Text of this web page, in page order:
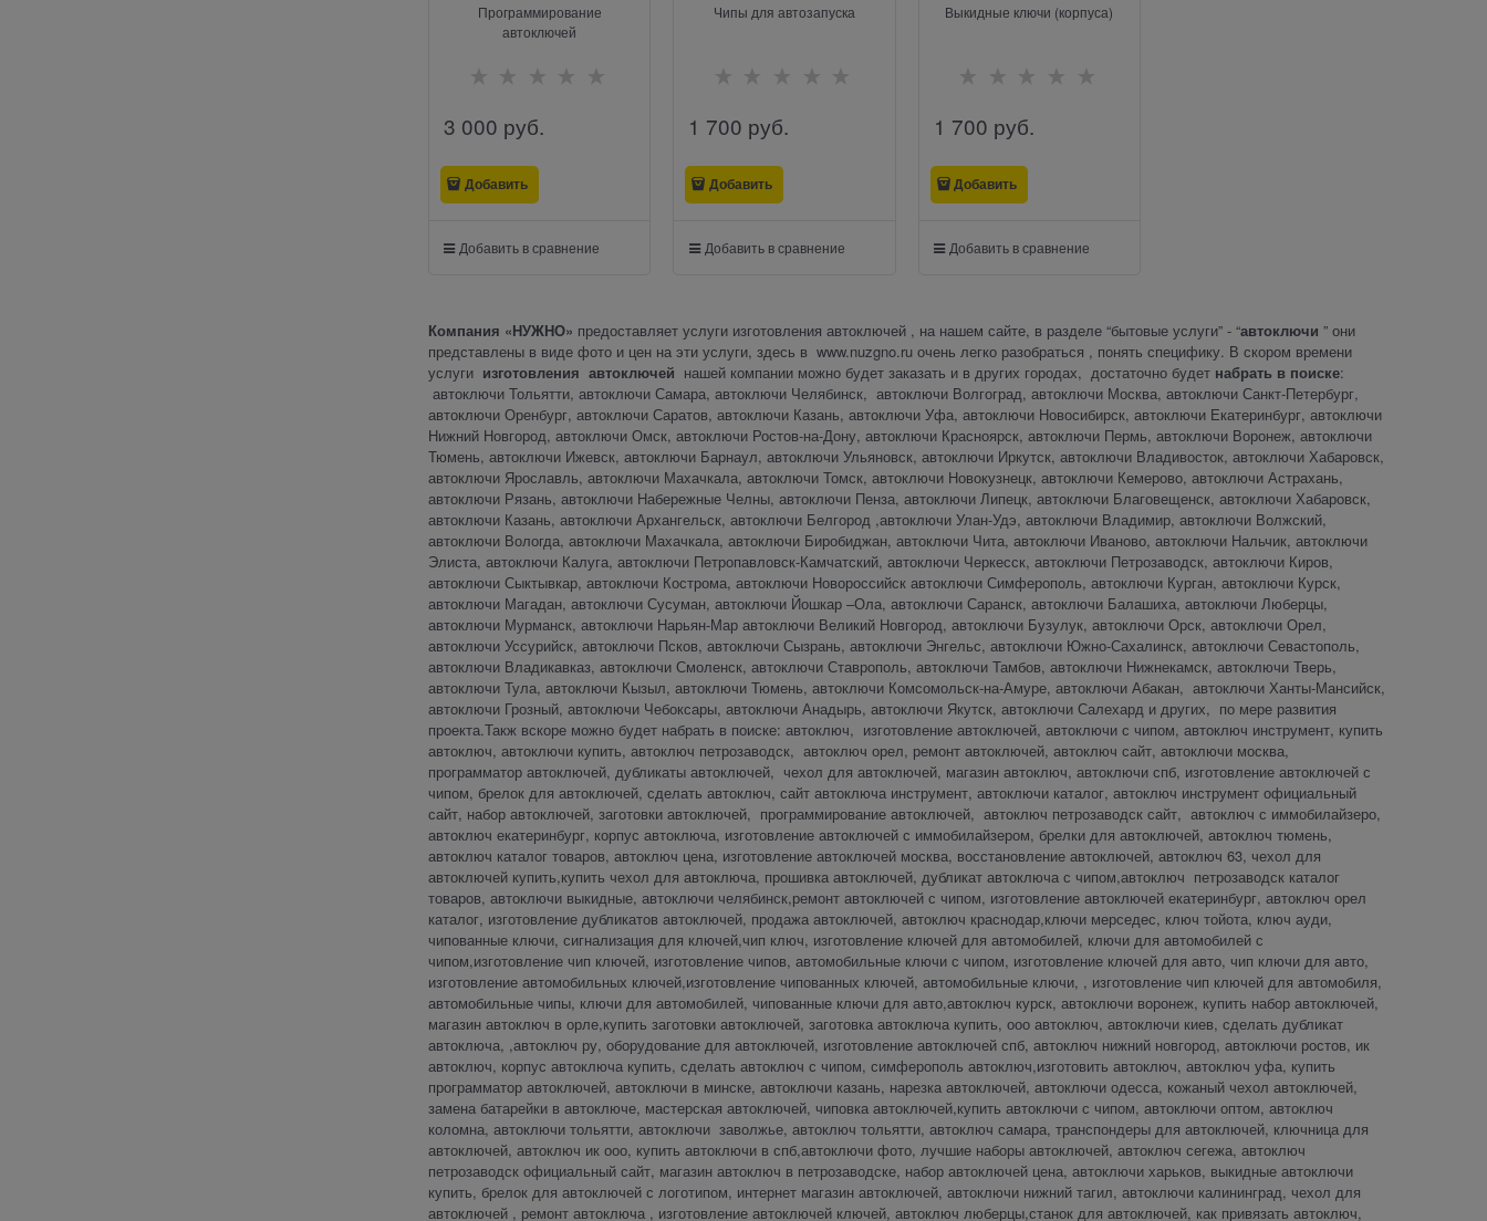
Программирование
автоключей
3 000 руб.
Добавить
Добавить в сравнение
Чипы для автозапуска
1 700 руб.
Добавить
Добавить в сравнение
Выкидные ключи (корпуса)
1 700 руб.
Добавить
Добавить в сравнение
Компания «НУЖНО» предоставляет услуги изготовления автоключей , на нашем сайте, в разделе “бытовые услуги” - “автоключи ” они
представлены в виде фото и цен на эти услуги, здесь в www.nuzgno.ru очень легко разобраться , понять специфику. В скором времени
услуги изготовления автоключей нашей компании можно будет заказать и в других городах, достаточно будет набрать в поиске:
автоключи Тольятти, автоключи Самара, автоключи Челябинск, автоключи Волгоград, автоключи Москва, автоключи Санкт-Петербург,
автоключи Оренбург, автоключи Саратов, автоключи Казань, автоключи Уфа, автоключи Новосибирск, автоключи Екатеринбург, автоключи
Нижний Новгород, автоключи Омск, автоключи Ростов-на-Дону, автоключи Красноярск, автоключи Пермь, автоключи Воронеж, автоключи
Тюмень, автоключи Ижевск, автоключи Барнаул, автоключи Ульяновск, автоключи Иркутск, автоключи Владивосток, автоключи Хабаровск,
автоключи Ярославль, автоключи Махачкала, автоключи Томск, автоключи Новокузнецк, автоключи Кемерово, автоключи Астрахань,
автоключи Рязань, автоключи Набережные Челны, автоключи Пенза, автоключи Липецк, автоключи Благовещенск, автоключи Хабаровск,
автоключи Казань, автоключи Архангельск, автоключи Белгород ,автоключи Улан-Удэ, автоключи Владимир, автоключи Волжский,
автоключи Вологда, автоключи Махачкала, автоключи Биробиджан, автоключи Чита, автоключи Иваново, автоключи Нальчик, автоключи
Элиста, автоключи Калуга, автоключи Петропавловск-Камчатский, автоключи Черкесск, автоключи Петрозаводск, автоключи Киров,
автоключи Сыктывкар, автоключи Кострома, автоключи Новороссийск автоключи Симферополь, автоключи Курган, автоключи Курск,
автоключи Магадан, автоключи Сусуман, автоключи Йошкар –Ола, автоключи Саранск, автоключи Балашиха, автоключи Люберцы,
автоключи Мурманск, автоключи Нарьян-Мар автоключи Великий Новгород, автоключи Бузулук, автоключи Орск, автоключи Орел,
автоключи Уссурийск, автоключи Псков, автоключи Сызрань, автоключи Энгельс, автоключи Южно-Сахалинск, автоключи Севастополь,
автоключи Владикавказ, автоключи Смоленск, автоключи Ставрополь, автоключи Тамбов, автоключи Нижнекамск, автоключи Тверь,
автоключи Тула, автоключи Кызыл, автоключи Тюмень, автоключи Комсомольск-на-Амуре, автоключи Абакан, автоключи Ханты-Мансийск,
автоключи Грозный, автоключи Чебоксары, автоключи Анадырь, автоключи Якутск, автоключи Салехард и других, по мере развития
проекта.Такж вскоре можно будет набрать в поиске: автоключ, изготовление автоключей, автоключи с чипом, автоключ инструмент, купить
автоключ, автоключи купить, автоключ петрозаводск, автоключ орел, ремонт автоключей, автоключ сайт, автоключи москва,
программатор автоключей, дубликаты автоключей, чехол для автоключей, магазин автоключ, автоключи спб, изготовление автоключей с
чипом, брелок для автоключей, сделать автоключ, сайт автоключа инструмент, автоключи каталог, автоключ инструмент официальный
сайт, набор автоключей, заготовки автоключей, программирование автоключей, автоключ петрозаводск сайт, автоключ с иммобилайзеро,
автоключ екатеринбург, корпус автоключа, изготовление автоключей с иммобилайзером, брелки для автоключей, автоключ тюмень,
автоключ каталог товаров, автоключ цена, изготовление автоключей москва, восстановление автоключей, автоключ 63, чехол для
автоключей купить,купить чехол для автоключа, прошивка автоключей, дубликат автоключа с чипом,автоключ петрозаводск каталог
товаров, автоключи выкидные, автоключи челябинск,ремонт автоключей с чипом, изготовление автоключей екатеринбург, автоключ орел
каталог, изготовление дубликатов автоключей, продажа автоключей, автоключ краснодар,ключи мерседес, ключ тойота, ключ ауди,
чипованные ключи, сигнализация для ключей,чип ключ, изготовление ключей для автомобилей, ключи для автомобилей с
чипом,изготовление чип ключей, изготовление чипов, автомобильные ключи с чипом, изготовление ключей для авто, чип ключи для авто,
изготовление автомобильных ключей,изготовление чипованных ключей, автомобильные ключи, , изготовление чип ключей для автомобиля,
автомобильные чипы, ключи для автомобилей, чипованные ключи для авто,автоключ курск, автоключи воронеж, купить набор автоключей,
магазин автоключ в орле,купить заготовки автоключей, заготовка автоключа купить, ооо автоключ, автоключи киев, сделать дубликат
автоключа, ,автоключ ру, оборудование для автоключей, изготовление автоключей спб, автоключ нижний новгород, автоключи ростов, ик
автоключ, корпус автоключа купить, сделать автоключ с чипом, симферополь автоключ,изготовить автоключ, автоключ уфа, купить
программатор автоключей, автоключи в минске, автоключи казань, нарезка автоключей, автоключи одесса, кожаный чехол автоключей,
замена батарейки в автоключе, мастерская автоключей, чиповка автоключей,купить автоключи с чипом, автоключи оптом, автоключ
коломна, автоключи тольятти, автоключи заволжье, автоключ тольятти, автоключ самара, транспондеры для автоключей, ключница для
автоключей, автоключ ик ооо, купить автоключи в спб,автоключи фото, лучшие наборы автоключей, автоключ сегежа, автоключ
петрозаводск официальный сайт, магазин автоключ в петрозаводске, набор автоключей цена, автоключи харьков, выкидные автоключи
купить, брелок для автоключей с логотипом, интернет магазин автоключей, автоключи нижний тагил, автоключи калининград, чехол для
автоключей , ремонт автоключа , изготовление автоключей ключей, автоключ люберцы,станок для автоключей, как привязать автоключ,